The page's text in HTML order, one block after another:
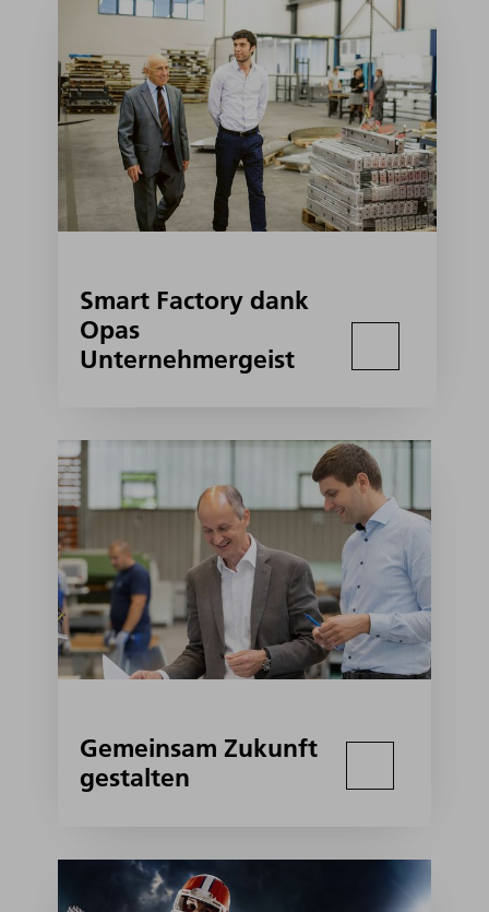
Smart Factory dank
Opas
Unternehmergeist
Gemeinsam Zukunft
gestalten